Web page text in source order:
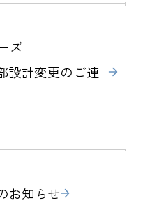
ズ
設計変更のご連
お知らせ